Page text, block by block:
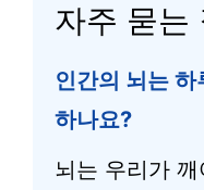
자주 묻는
인간의 뇌는
하나요?
뇌는 우리가